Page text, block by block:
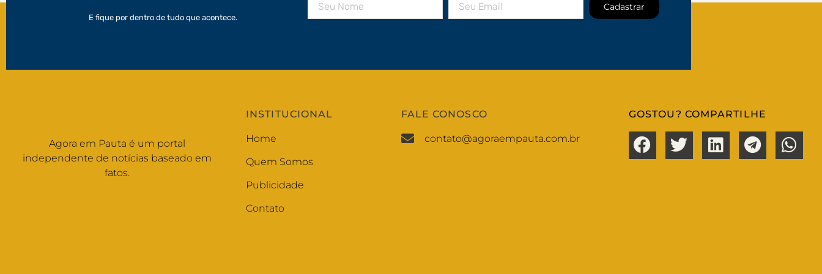
E fique por dentro de tudo que acontece.
Cadastrar
Agora em Pauta é um portal
independente de notícias baseado em
fatos.
INSTITUCIONAL
Home
Quem Somos
Publicidade
Contato
FALE CONOSCO
contato@agoraempauta.com.br
GOSTOU? COMPARTILHE